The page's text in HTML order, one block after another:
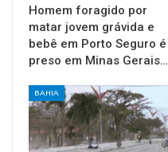
Homem foragido por
matar jovem grávida e
bebê em Porto Seguro é
preso em Minas Gerais…
BAHIA